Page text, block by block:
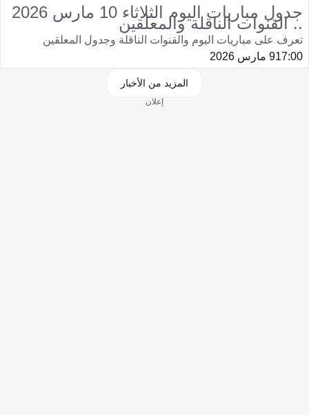
جدول مباريات اليوم الثلاثاء 10 مارس 2026
.. القنوات الناقلة والمعلقين
تعرف على مباريات اليوم والقنوات الناقلة وجدول المعلقين
17:009 مارس 2026
المزيد من الأخبار
إعلان